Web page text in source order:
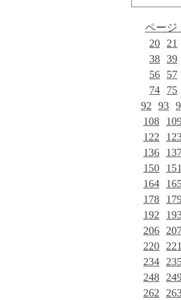
ページ
20 21
38 39
56 57
74 75
92 93
108
122
136
150 151
164
178
192
206
220 221
234
248
262